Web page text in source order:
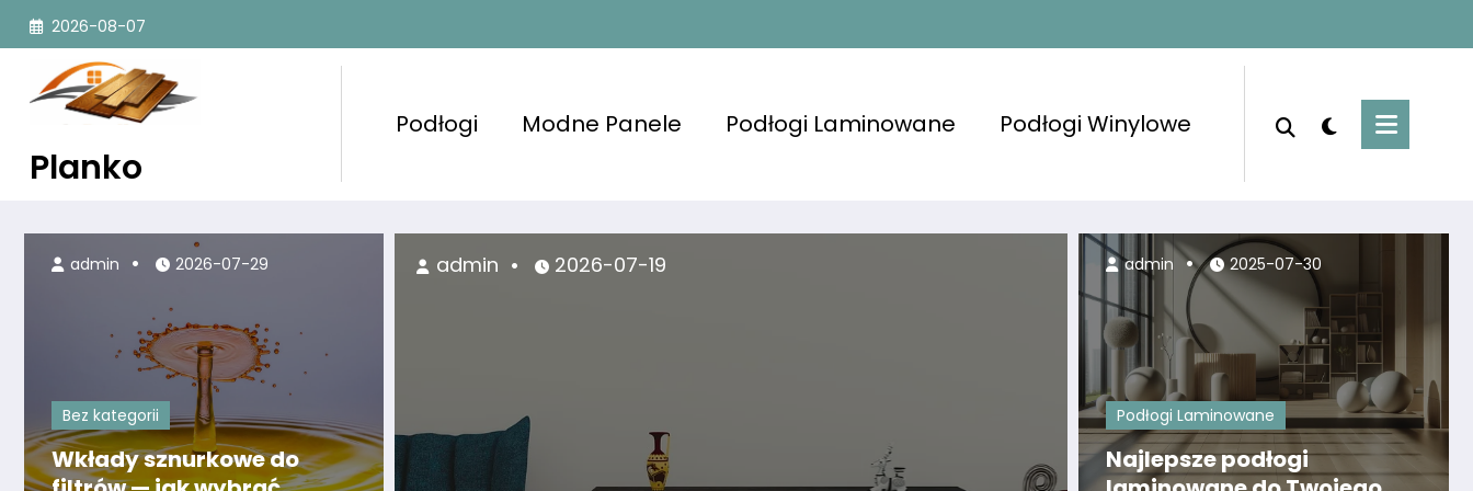
Przejdź
2026-08-07
Planko
Podłogi Modne Panele Podłogi Laminowane Podłogi Winylowe
Bez kategorii
Wkłady sznurkowe do
admin 2026-07-29
2026-07-19 admin
Podłogi Laminowane
Najlepsze podłogi
admin 2025-07-30